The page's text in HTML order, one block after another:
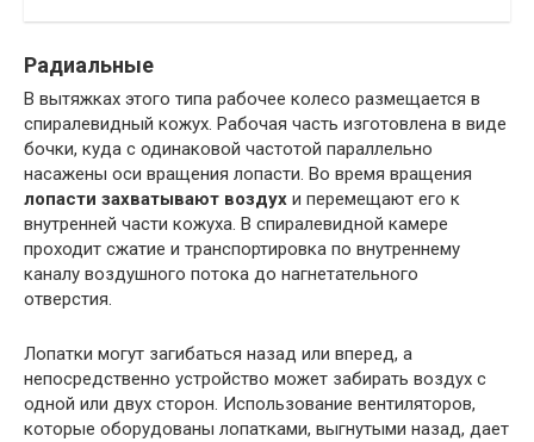
Радиальные
В вытяжках этого типа рабочее колесо размещается в
спиралевидный кожух. Рабочая часть изготовлена в виде
бочки, куда с одинаковой частотой параллельно
насажены оси вращения лопасти. Во время вращения
лопасти захватывают воздух и перемещают его к
внутренней части кожуха. В спиралевидной камере
проходит сжатие и транспортировка по внутреннему
каналу воздушного потока до нагнетательного
отверстия.
Лопатки могут загибаться назад или вперед, а
непосредственно устройство может забирать воздух с
одной или двух сторон. Использование вентиляторов,
которые оборудованы лопатками, выгнутыми назад, дает